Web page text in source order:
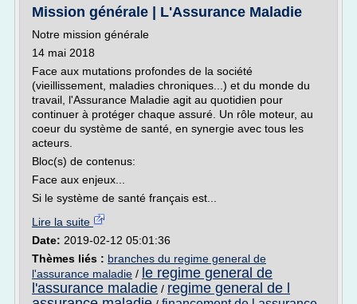
Mission générale | L'Assurance Maladie
Notre mission générale
14 mai 2018
Face aux mutations profondes de la société
(vieillissement, maladies chroniques...) et du monde du
travail, l'Assurance Maladie agit au quotidien pour
continuer à protéger chaque assuré. Un rôle moteur, au
coeur du système de santé, en synergie avec tous les
acteurs.
Bloc(s) de contenus:
Face aux enjeux...
Si le système de santé français est...
Lire la suite
Date: 2019-02-12 05:01:36
Thèmes liés : branches du regime general de
l'assurance maladie / le regime general de
l'assurance maladie / regime general de l